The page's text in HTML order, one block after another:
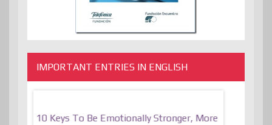
IMPORTANT ENTRIES IN ENGLISH
10 Keys To Be Emotionally Stronger, More